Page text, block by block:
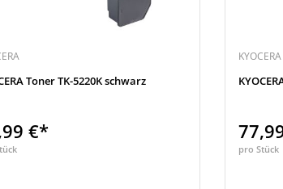
Toner TK-5220K schwarz
€*
KYOCERA
pro Stück